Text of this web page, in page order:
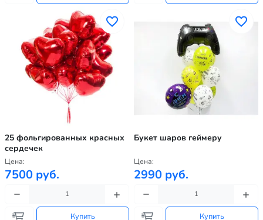
25 фольгированных красных
сердечек
Цена:
7500 руб.
Купить
Букет шаров геймеру
Цена:
2990 руб.
Купить